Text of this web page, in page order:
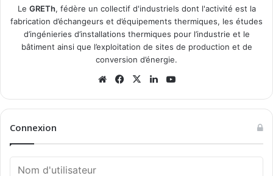
Le GRETh, fédère un collectif d'industriels dont l'activité est la
fabrication d’échangeurs et d’équipements thermiques, les études
d’ingénieries d’installations thermiques pour l’industrie et le
bâtiment ainsi que l’exploitation de sites de production et de
conversion d’énergie.
WebsiteFacebook
X Linkedin
Connexion